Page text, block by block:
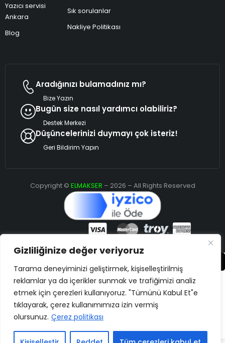
Gizliliğinize değer veriyoruz
Tarama deneyiminizi geliştirmek, kişiselleştirilmiş
reklamlar ya da içerikler sunmak ve trafiğimizi analiz
etmek için çerezleri kullanıyoruz. "Tümünü Kabul Et"e
tıklayarak, çerez kullanımımıza izin vermiş
olursunuz. Çerez politikası
Yazıcı servisi
Ankara
Blog
Sık sorulanlar
Nakliye Politikası
Aradığınızı bulamadınız mı?
Bize Yazın
Bugün size nasıl yardımcı olabiliriz?
Destek Merkezi
Düşüncelerinizi duymayı çok isteriz!
Geri Bildirim Yapın
Copyright © ELMAKSER – 2026 – All Rights Reserved
Karşılaştır
Remove all products